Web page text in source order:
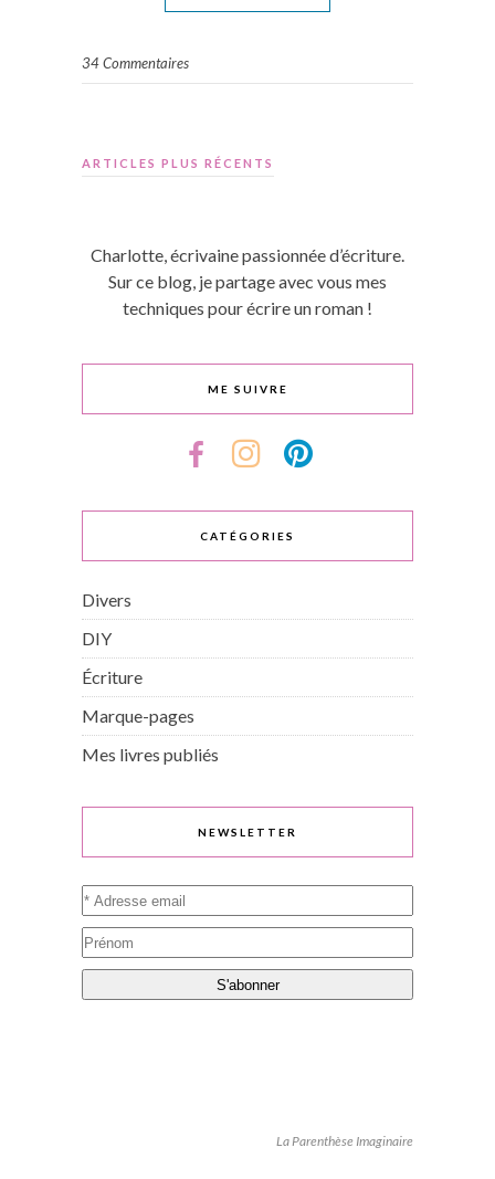
34 Commentaires
ARTICLES PLUS RÉCENTS
Charlotte, écrivaine passionnée d’écriture.
Sur ce blog, je partage avec vous mes
techniques pour écrire un roman !
ME SUIVRE
CATÉGORIES
Divers
DIY
Écriture
Marque-pages
Mes livres publiés
NEWSLETTER
La Parenthèse Imaginaire